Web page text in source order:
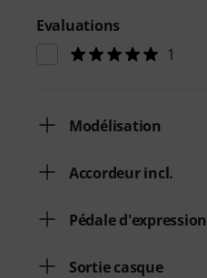
Evaluations
1
Modélisation
Accordeur incl.
Pédale d'expression
Sortie casque